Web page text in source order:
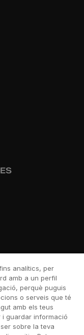
analítics, per
amb a un perfil
perquè puguis
o serveis que té
amb els teus
i guardar informació
sobre la teva